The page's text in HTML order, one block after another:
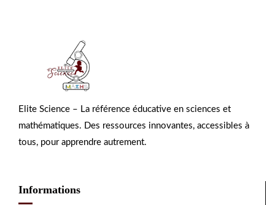
Elite Science – La référence éducative en sciences et
mathématiques. Des ressources innovantes, accessibles à
tous, pour apprendre autrement.
Informations